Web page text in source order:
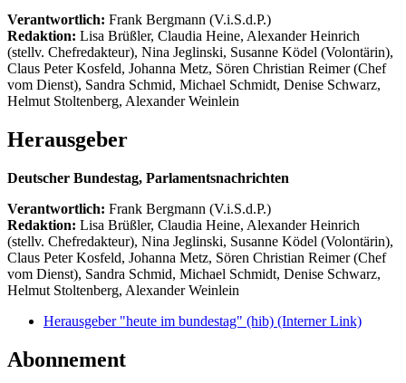
Verantwortlich: Frank Bergmann (V.i.S.d.P.)
Redaktion: Lisa Brüßler, Claudia Heine, Alexander Heinrich
(stellv. Chefredakteur), Nina Jeglinski, Susanne Ködel (Volontärin),
Claus Peter Kosfeld, Johanna Metz, Sören Christian Reimer (Chef
vom Dienst), Sandra Schmid, Michael Schmidt, Denise Schwarz,
Helmut Stoltenberg, Alexander Weinlein
Herausgeber
Deutscher Bundestag, Parlamentsnachrichten
Verantwortlich: Frank Bergmann (V.i.S.d.P.)
Redaktion: Lisa Brüßler, Claudia Heine, Alexander Heinrich
(stellv. Chefredakteur), Nina Jeglinski, Susanne Ködel (Volontärin),
Claus Peter Kosfeld, Johanna Metz, Sören Christian Reimer (Chef
vom Dienst), Sandra Schmid, Michael Schmidt, Denise Schwarz,
Helmut Stoltenberg, Alexander Weinlein
Herausgeber "heute im bundestag" (hib) (Interner Link)
Abonnement